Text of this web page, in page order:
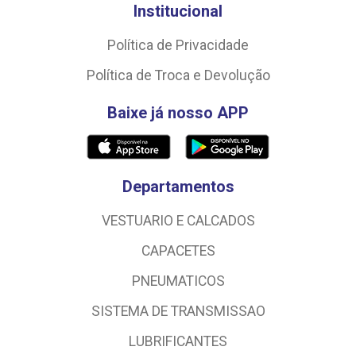
Institucional
Política de Privacidade
Política de Troca e Devolução
Baixe já nosso APP
Departamentos
VESTUARIO E CALCADOS
CAPACETES
PNEUMATICOS
SISTEMA DE TRANSMISSAO
LUBRIFICANTES